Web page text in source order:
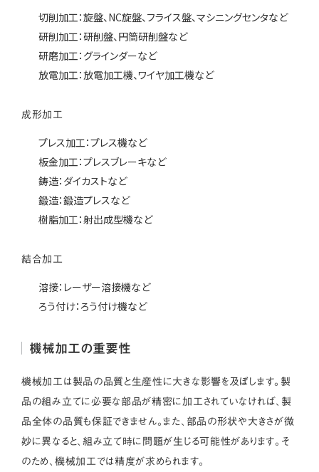
切削加工：旋盤、NC旋盤、フライス盤、マシニングセンタなど
研削加工：研削盤、円筒研削盤など
研磨加工：グラインダーなど
放電加工：放電加工機、ワイヤ加工機など
成形加工
プレス加工：プレス機など
板金加工：プレスブレーキなど
鋳造：ダイカストなど
鍛造：鍛造プレスなど
樹脂加工：射出成型機など
結合加工
溶接：レーザー溶接機など
ろう付け：ろう付け機など
機械加工の重要性
機械加工は製品の品質と生産性に大きな影響を及ぼします。製
品の組み立てに必要な部品が精密に加工されていなければ、製
品全体の品質も保証できません。また、部品の形状や大きさが微
妙に異なると、組み立て時に問題が生じる可能性があります。そ
のため、機械加工では精度が求められます。